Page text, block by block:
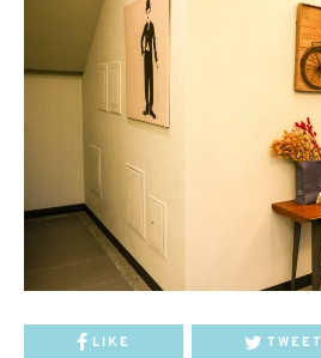
LIKE TWEET